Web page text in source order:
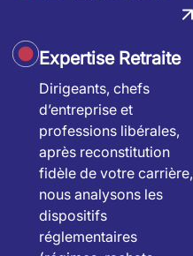
Expertise Retraite
Dirigeants, chefs
d’entreprise et
professions libérales,
après reconstitution
fidèle de votre carrière,
nous analysons les
dispositifs
réglementaires